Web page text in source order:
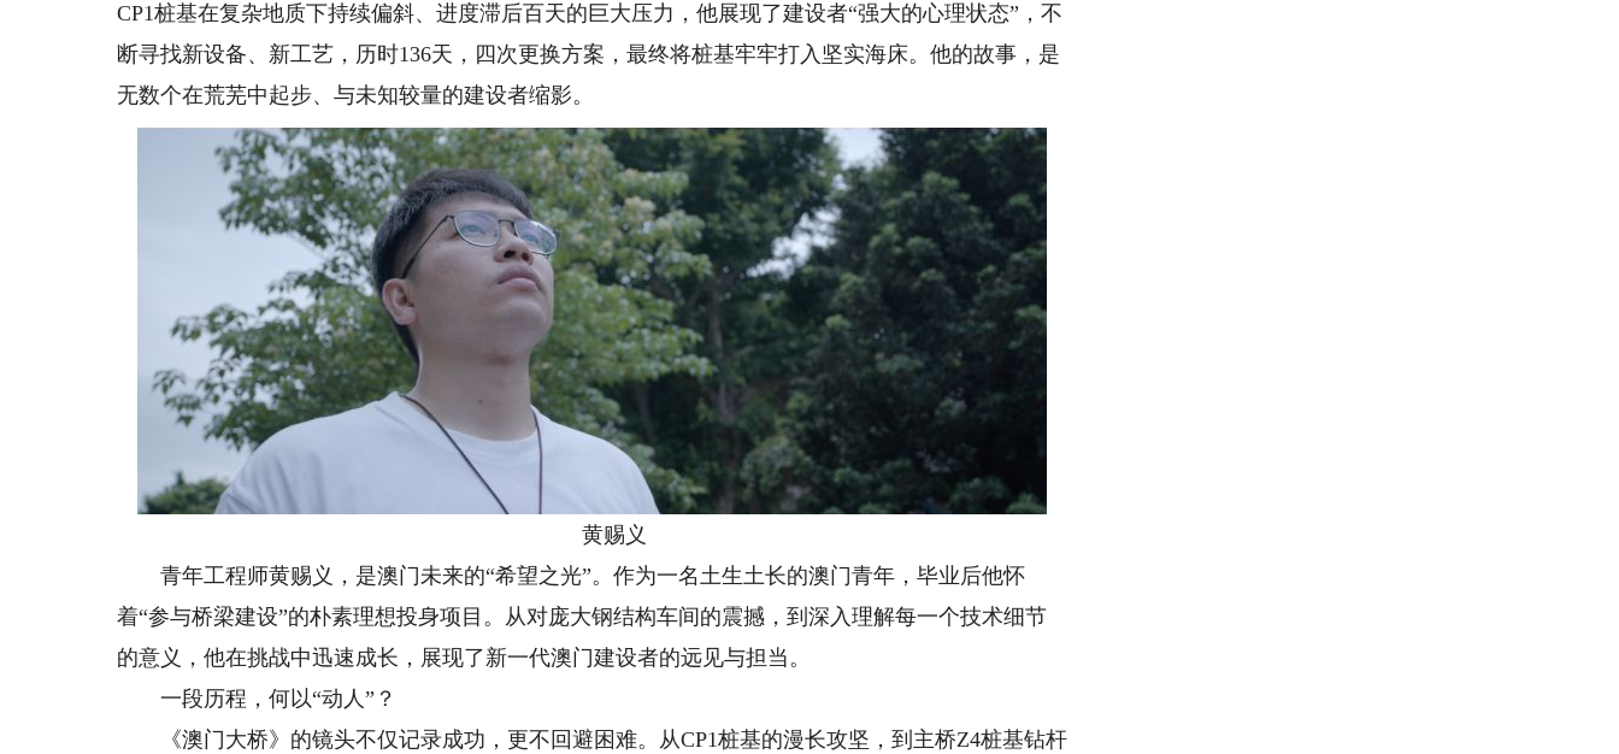
CP1桩基在复杂地质下持续偏斜、进度滞后百天的巨大压力，他展现了建设者“强大的心理状态”，不
断寻找新设备、新工艺，历时136天，四次更换方案，最终将桩基牢牢打入坚实海床。他的故事，是
无数个在荒芜中起步、与未知较量的建设者缩影。
黄赐义
青年工程师黄赐义，是澳门未来的“希望之光”。作为一名土生土长的澳门青年，毕业后他怀
着“参与桥梁建设”的朴素理想投身项目。从对庞大钢结构车间的震撼，到深入理解每一个技术细节
的意义，他在挑战中迅速成长，展现了新一代澳门建设者的远见与担当。
一段历程，何以“动人”？
《澳门大桥》的镜头不仅记录成功，更不回避困难。从CP1桩基的漫长攻坚，到主桥Z4桩基钻杆